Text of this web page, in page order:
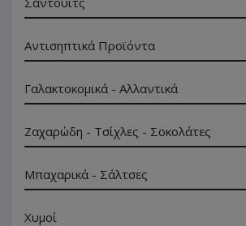
Αντισηπτικά Προϊόντα
Γαλακτοκομικά - Αλλαντικά
Ζαχαρώδη - Τσίχλες - Σοκολάτες
Μπαχαρικά - Σάλτσες
Χυμοί